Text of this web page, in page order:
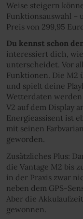
Weise steigern
Funktionsauswahl –
Preis von 299,95
Du kennst schon
interessiert dich,
unterscheidet. Vor
Funktionen. Die M2
und spielt deine
Wetterdaten
V2 auf dem Display
Energieassisent ist
mit seinen
geworden.
Zusätzliches Plus:
die Vantage M2 bis
in der Praxis zwar
neben dem GPS-
Aber die
gewonnen.